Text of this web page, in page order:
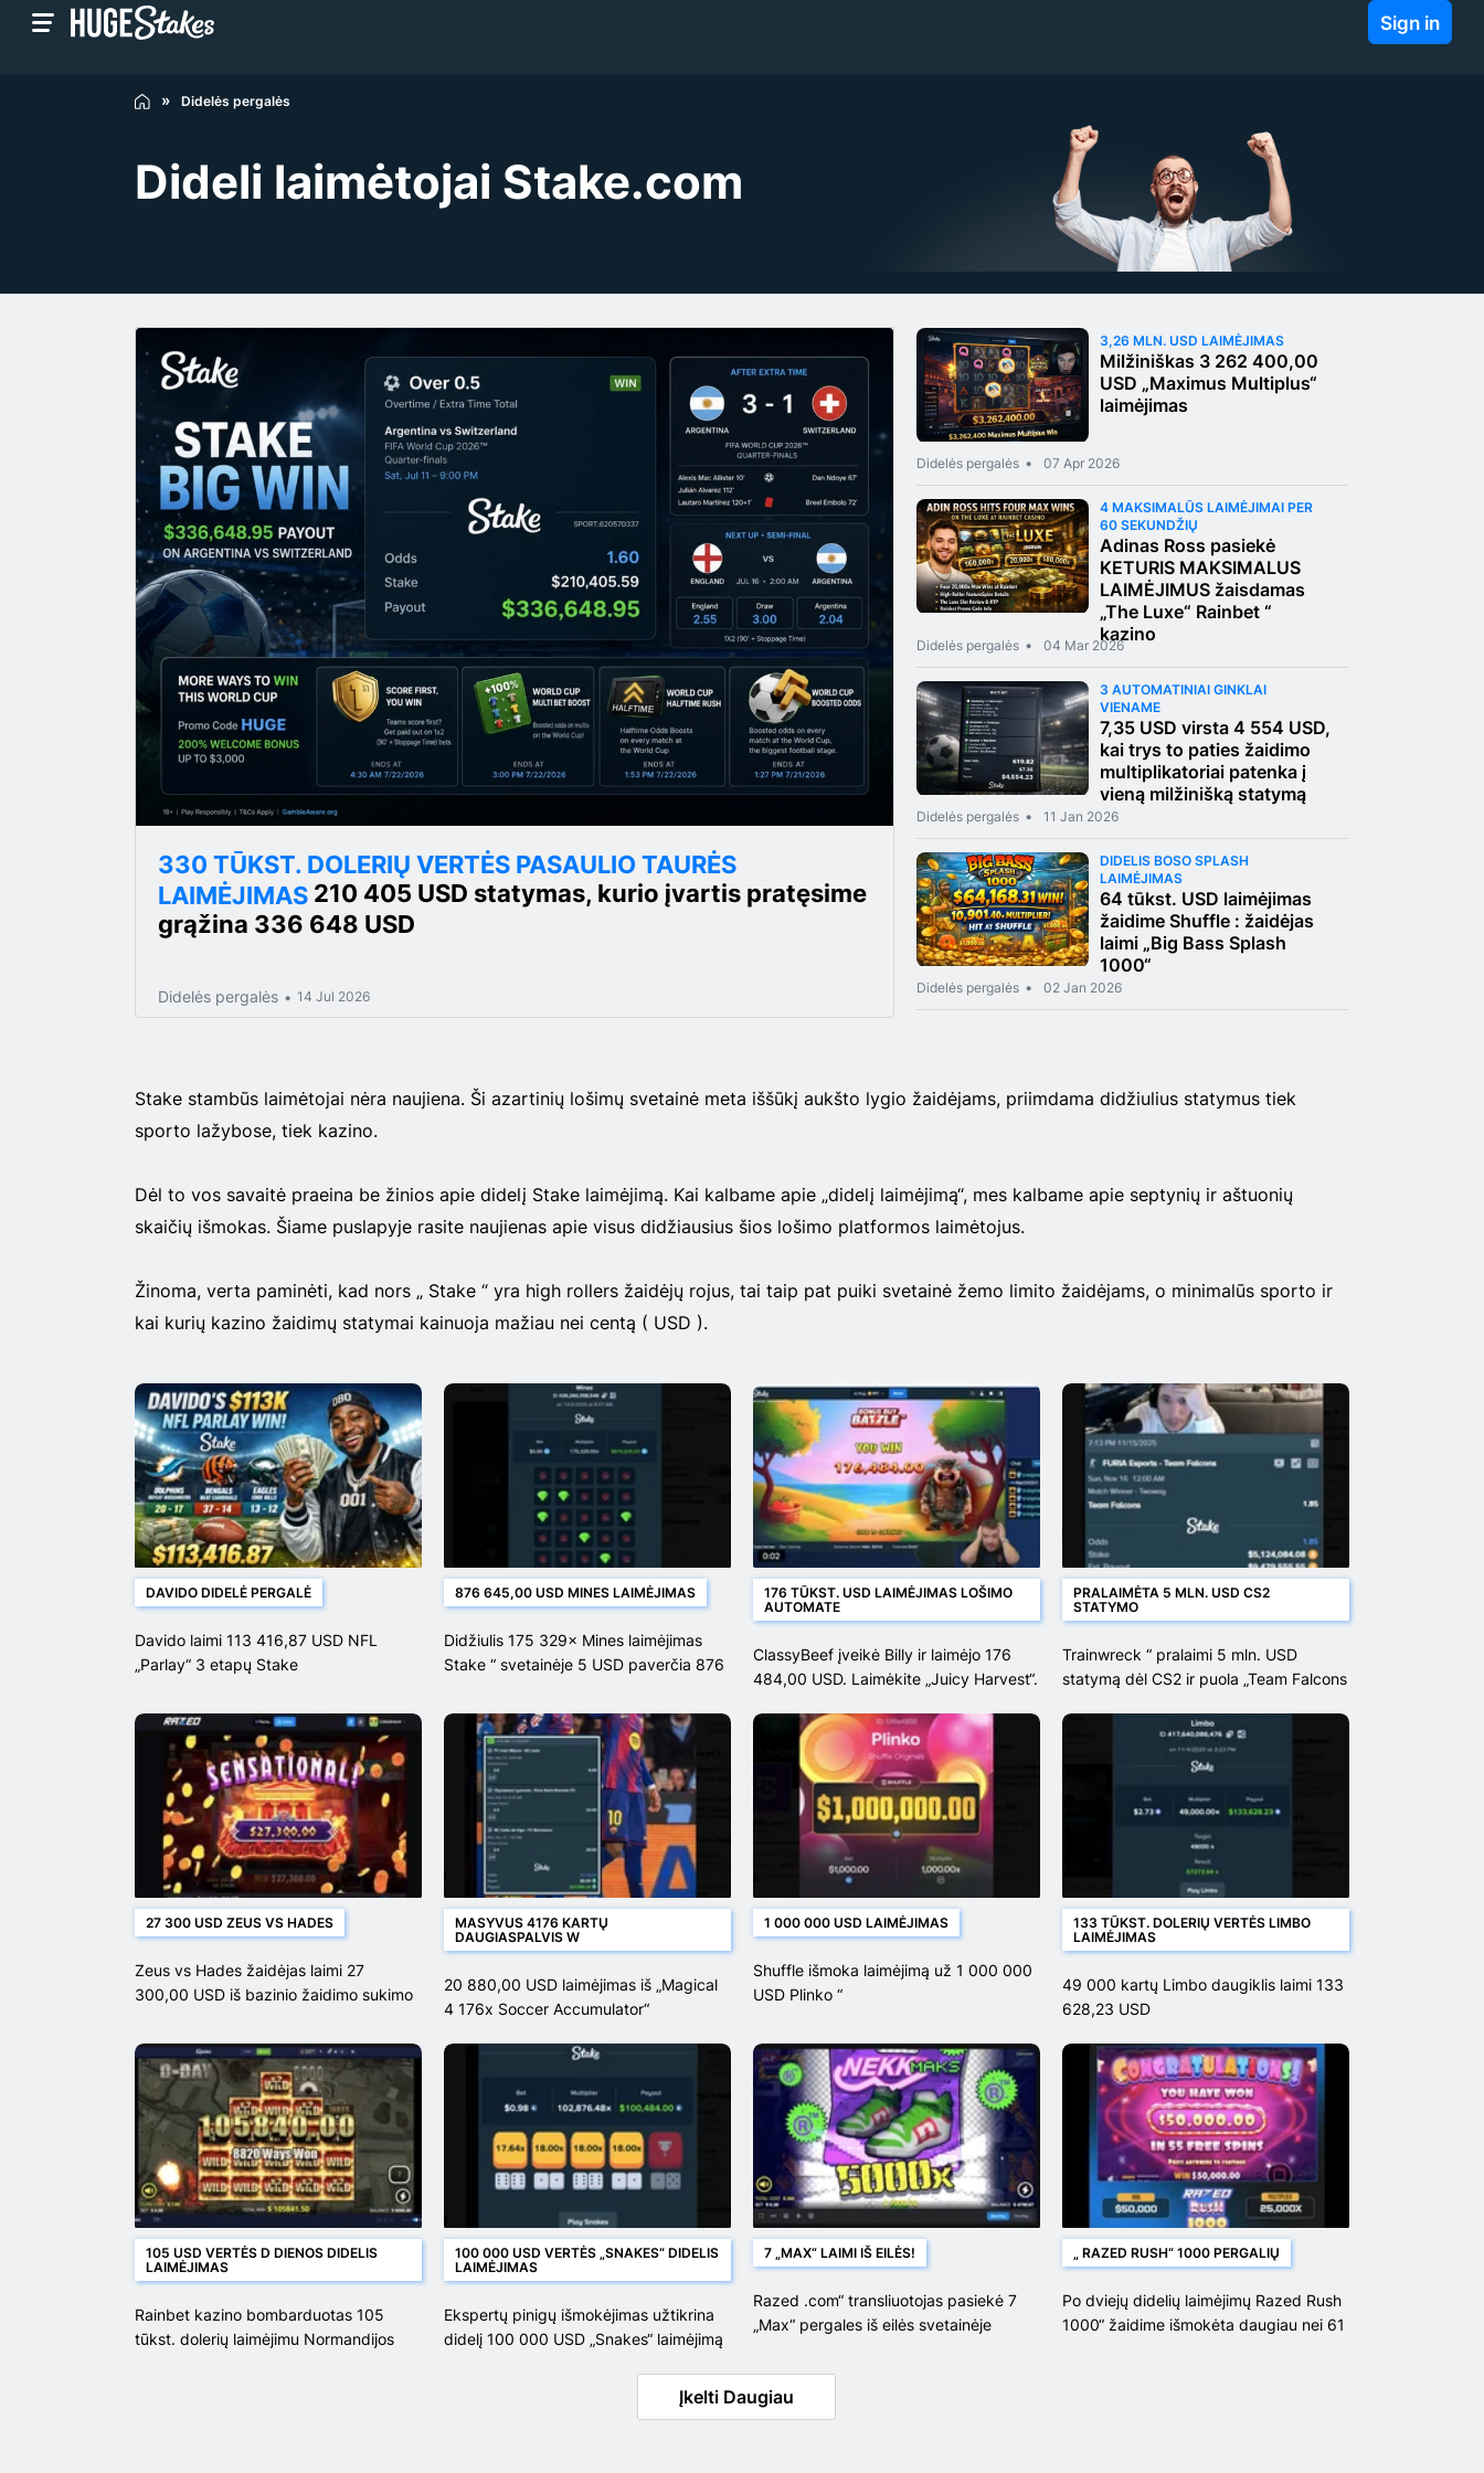
Sign in
Didelės pergalės
Dideli laimėtojai Stake.com
330 TŪKST. DOLERIŲ VERTĖS PASAULIO TAURĖS
LAIMĖJIMAS 210 405 USD statymas, kurio įvartis pratęsime
grąžina 336 648 USD
Didelės pergalės 14 Jul 2026
3,26 MLN. USD LAIMĖJIMAS
Milžiniškas 3 262 400,00
USD „Maximus Multiplus“
laimėjimas
Didelės pergalės 07 Apr 2026
4 MAKSIMALŪS LAIMĖJIMAI PER
60 SEKUNDŽIŲ
Adinas Ross pasiekė
KETURIS MAKSIMALUS
LAIMĖJIMUS žaisdamas
„The Luxe“ Rainbet “
kazino
Didelės pergalės 04 Mar 2026
3 AUTOMATINIAI GINKLAI
VIENAME
7,35 USD virsta 4 554 USD,
kai trys to paties žaidimo
multiplikatoriai patenka į
vieną milžinišką statymą
Didelės pergalės 11 Jan 2026
DIDELIS BOSO SPLASH
LAIMĖJIMAS
64 tūkst. USD laimėjimas
žaidime Shuffle : žaidėjas
laimi „Big Bass Splash
1000“
Didelės pergalės 02 Jan 2026
Stake stambūs laimėtojai nėra naujiena. Ši azartinių lošimų svetainė meta iššūkį aukšto lygio žaidėjams, priimdama didžiulius statymus tiek
sporto lažybose, tiek kazino.
Dėl to vos savaitė praeina be žinios apie didelį Stake laimėjimą. Kai kalbame apie „didelį laimėjimą“, mes kalbame apie septynių ir aštuonių
skaičių išmokas. Šiame puslapyje rasite naujienas apie visus didžiausius šios lošimo platformos laimėtojus.
Žinoma, verta paminėti, kad nors „ Stake “ yra high rollers žaidėjų rojus, tai taip pat puiki svetainė žemo limito žaidėjams, o minimalūs sporto ir
kai kurių kazino žaidimų statymai kainuoja mažiau nei centą ( USD ).
DAVIDO DIDELĖ PERGALĖ
Davido laimi 113 416,87 USD NFL
„Parlay“ 3 etapų Stake
876 645,00 USD MINES LAIMĖJIMAS
Didžiulis 175 329× Mines laimėjimas
Stake “ svetainėje 5 USD paverčia 876
176 TŪKST. USD LAIMĖJIMAS LOŠIMO
AUTOMATE
ClassyBeef įveikė Billy ir laimėjo 176
484,00 USD. Laimėkite „Juicy Harvest“.
PRALAIMĖTA 5 MLN. USD CS2
STATYMO
Trainwreck “ pralaimi 5 mln. USD
statymą dėl CS2 ir puola „Team Falcons
27 300 USD ZEUS VS HADES
Zeus vs Hades žaidėjas laimi 27
300,00 USD iš bazinio žaidimo sukimo
MASYVUS 4176 KARTŲ
DAUGIASPALVIS W
20 880,00 USD laimėjimas iš „Magical
4 176x Soccer Accumulator“
1 000 000 USD LAIMĖJIMAS
Shuffle išmoka laimėjimą už 1 000 000
USD Plinko “
133 TŪKST. DOLERIŲ VERTĖS LIMBO
LAIMĖJIMAS
49 000 kartų Limbo daugiklis laimi 133
628,23 USD
105 USD VERTĖS D DIENOS DIDELIS
LAIMĖJIMAS
Rainbet kazino bombarduotas 105
tūkst. dolerių laimėjimu Normandijos
100 000 USD VERTĖS „SNAKES“ DIDELIS
LAIMĖJIMAS
Ekspertų pinigų išmokėjimas užtikrina
didelį 100 000 USD „Snakes“ laimėjimą
7 „MAX“ LAIMI IŠ EILĖS!
Razed .com“ transliuotojas pasiekė 7
„Max“ pergales iš eilės svetainėje
„ RAZED RUSH“ 1000 PERGALIŲ
Po dviejų didelių laimėjimų Razed Rush
1000“ žaidime išmokėta daugiau nei 61
Įkelti Daugiau